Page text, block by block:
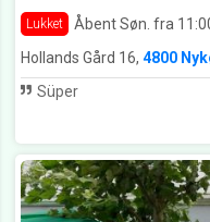
Lukket Åbent Søn. fra
Hollands Gård 16, 4800
Süper